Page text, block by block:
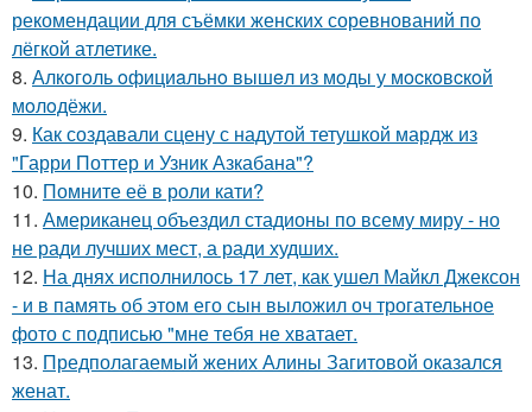
рекомендации для съёмки женских соревнований по
лёгкой атлетике.
8. Алкoгoль oфициaльнo вышeл из мoды у мocкoвcкoй
мoлoдёжи.
9. Как создавали сцену с надутой тетушкой мардж из
"Гарри Поттер и Узник Азкабана"?
10. Помните её в роли кати?
11. Американец объездил стадионы по всему миру - но
не ради лучших мест, а ради худших.
12. На днях исполнилось 17 лет, как ушел Майкл Джексон
- и в память об этом его сын выложил оч трогательное
фото с подписью "мне тебя не хватает.
13. Предполагаемый жених Алины Загитовой оказался
женат.